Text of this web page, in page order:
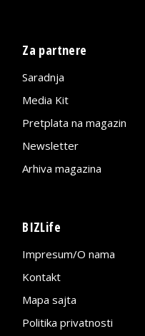
Za partnere
Saradnja
Media Kit
Pretplata na magazin
Newsletter
Arhiva magazina
BIZLife
Impresum/O nama
Kontakt
Mapa sajta
Politika privatnosti